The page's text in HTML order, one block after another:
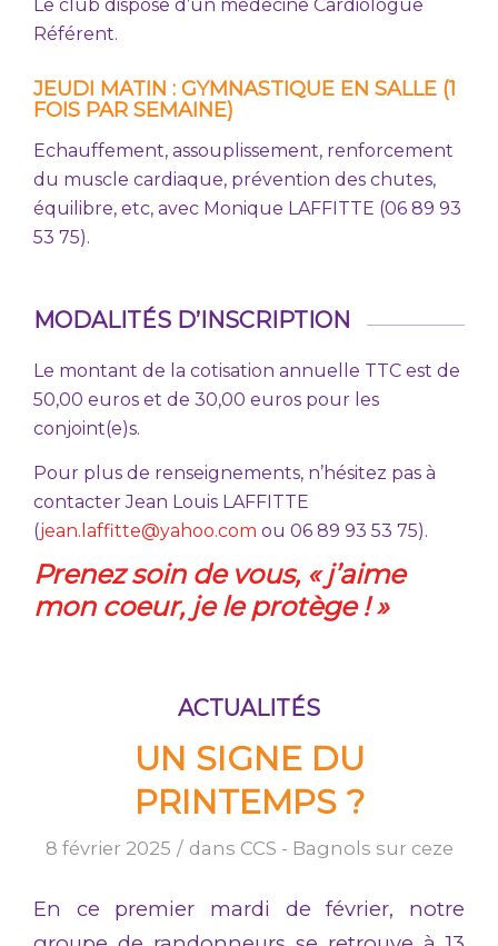
Le club dispose d’un médecine Cardiologue
Référent.
JEUDI MATIN : GYMNASTIQUE EN SALLE (1
FOIS PAR SEMAINE)
Echauffement, assouplissement, renforcement
du muscle cardiaque, prévention des chutes,
équilibre, etc, avec Monique LAFFITTE (06 89 93
53 75).
MODALITÉS D’INSCRIPTION
Le montant de la cotisation annuelle TTC est de
50,00 euros et de 30,00 euros pour les
conjoint(e)s.
Pour plus de renseignements, n’hésitez pas à
contacter Jean Louis LAFFITTE
(jean.laffitte@yahoo.com ou 06 89 93 53 75).
Prenez soin de vous, « j’aime
mon coeur, je le protège ! »
ACTUALITÉS
UN SIGNE DU
PRINTEMPS ?
8 février 2025 / dans CCS - Bagnols sur ceze
En ce premier mardi de février, notre